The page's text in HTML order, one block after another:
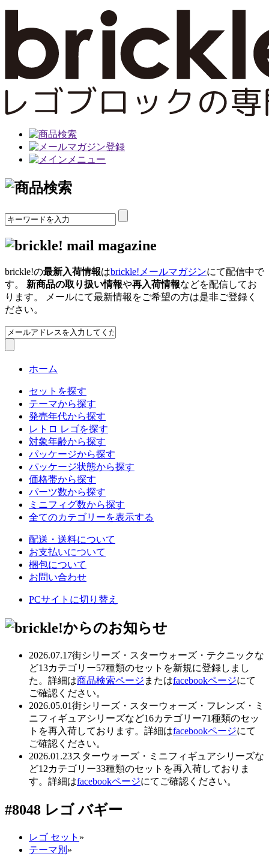
brickle!の最新入荷情報はbrickle!メールマガジンにて配信中で
す。 新商品の取り扱い情報や再入荷情報などを配信してお
ります。 メールにて最新情報をご希望の方は是非ご登録く
ださい。
ホーム
セットを探す
テーマから探す
発売年代から探す
レトロ レゴを探す
対象年齢から探す
パッケージから探す
パッケージ状態から探す
価格帯から探す
パーツ数から探す
ミニフィグ数から探す
全てのカテゴリーを表示する
配送・送料について
お支払いについて
梱包について
お問い合わせ
PCサイトに切り替え
2026.07.17街シリーズ・スターウォーズ・テクニックな
ど13カテゴリー57種類のセットを新規に登録しまし
た。詳細は商品検索ページ またはfacebookページにて
ご確認ください。
2026.05.01街シリーズ・スターウォーズ・フレンズ・ミ
ニフィギュアシリーズなど16カテゴリー71種類のセッ
トを再入荷しております。詳細はfacebookページにて
ご確認ください。
2026.01.23スターウォーズ・ミニフィギュアシリーズな
ど12カテゴリー33種類のセットを再入荷しておりま
す。詳細はfacebookページにてご確認ください。
#8048 レゴ バギー
レゴ セット »
テーマ別 »